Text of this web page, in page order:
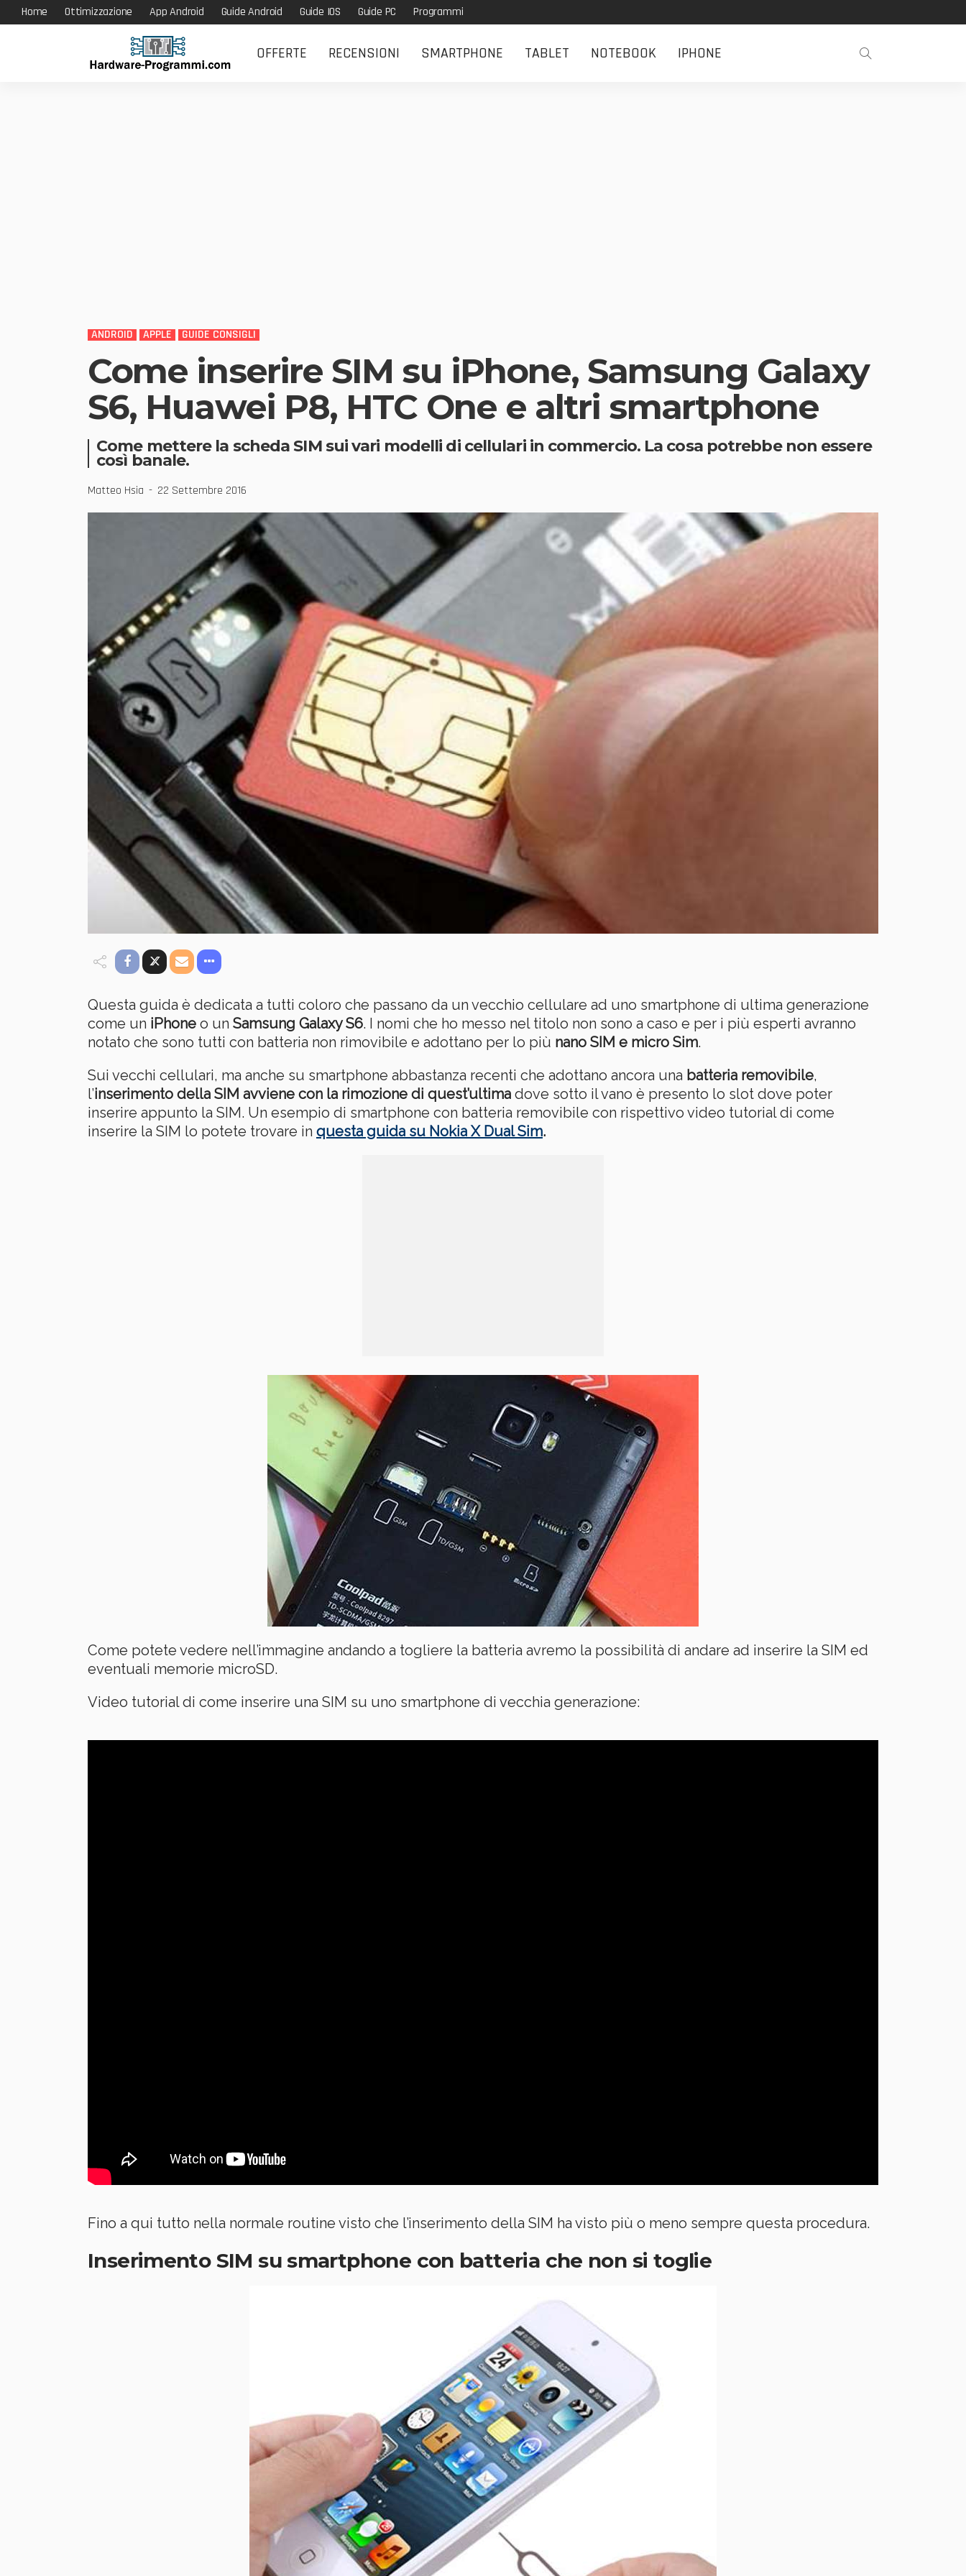
Home Ottimizzazione App Android Guide Android Guide IOS Guide PC Programmi
OFFERTE RECENSIONI SMARTPHONE TABLET NOTEBOOK IPHONE
ANDROID APPLE GUIDE CONSIGLI
Come inserire SIM su iPhone, Samsung Galaxy
S6, Huawei P8, HTC One e altri smartphone
Come mettere la scheda SIM sui vari modelli di cellulari in commercio. La cosa potrebbe non essere
così banale.
Matteo Hsia 22 Settembre 2016
Questa guida è dedicata a tutti coloro che passano da un vecchio cellulare ad uno smartphone di ultima generazione
come un iPhone o un Samsung Galaxy S6. I nomi che ho messo nel titolo non sono a caso e per i più esperti avranno
notato che sono tutti con batteria non rimovibile e adottano per lo più nano SIM e micro Sim.
Sui vecchi cellulari, ma anche su smartphone abbastanza recenti che adottano ancora una batteria removibile,
l’inserimento della SIM avviene con la rimozione di quest’ultima dove sotto il vano è presento lo slot dove poter
inserire appunto la SIM. Un esempio di smartphone con batteria removibile con rispettivo video tutorial di come
inserire la SIM lo potete trovare in questa guida su Nokia X Dual Sim.
Come potete vedere nell’immagine andando a togliere la batteria avremo la possibilità di andare ad inserire la SIM ed
eventuali memorie microSD.
Video tutorial di come inserire una SIM su uno smartphone di vecchia generazione:
Fino a qui tutto nella normale routine visto che l’inserimento della SIM ha visto più o meno sempre questa procedura.
Inserimento SIM su smartphone con batteria che non si toglie